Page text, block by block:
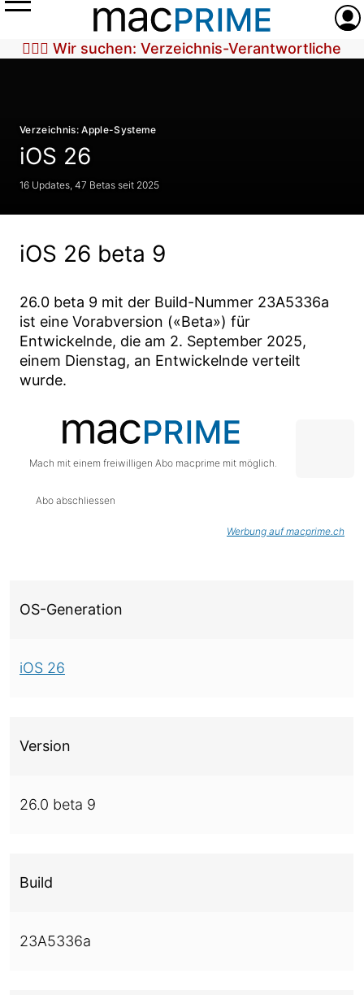
Menü
🕵🏼‍♀️ Wir suchen: Verzeichnis-Verantwortliche
Verzeichnis: Apple-Systeme
iOS 26
16 Updates, 47 Betas seit 2025
iOS 26 beta 9
26.0 beta 9 mit der Build-Nummer 23A5336a
ist eine Vorabversion («Beta») für
Entwickelnde, die am 2. September 2025,
einem Dienstag, an Entwickelnde verteilt
wurde.
Mach mit einem freiwilligen Abo macprime mit möglich.
Abo abschliessen
Werbung auf macprime.ch
OS-Generation
iOS 26
Version
26.0 beta 9
Build
23A5336a